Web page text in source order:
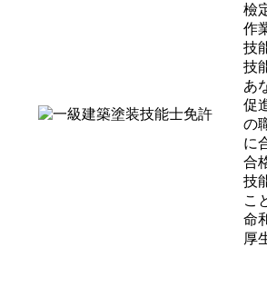
檢
作
技
技
あ
促
の
に
合
技
こ
命
厚